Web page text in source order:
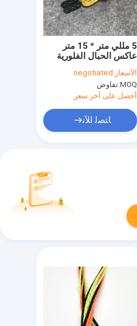
5 مللي متر * 15 متر
عاكس الحبال الفلورية
الرجل التخييم باراكورد
الأسعار: negotiated
MOQ: تفاوض
أحصل على آخر سعر
ﺎﺘﺼﻟ ﺍﻶﻧ